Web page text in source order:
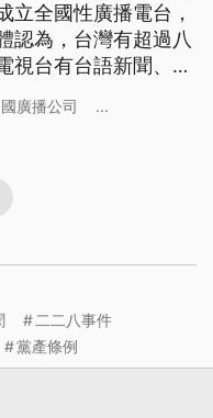
立全國性廣播電台，
認為，台灣有超過八
視台有台語新聞、綜
、和民間團體共同連
廣播公司 ...
二二八事件
黨產條例